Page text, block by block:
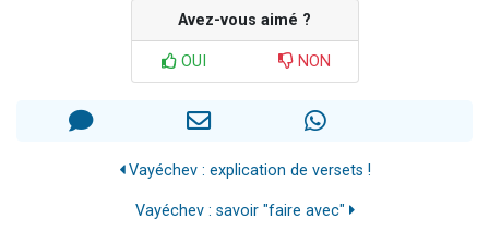
Avez-vous aimé ?
OUI NON
Vayéchev : explication de versets !
Vayéchev : savoir "faire avec"